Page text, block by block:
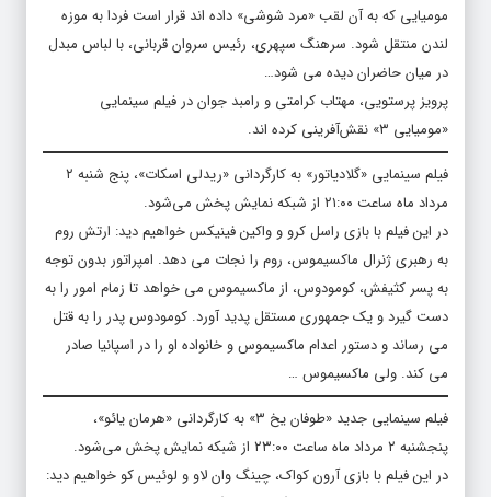
مومیایی که به آن لقب «مرد شوشی» داده اند قرار است فردا به موزه
لندن منتقل شود. سرهنگ سپهری، رئیس سروان قربانی، با لباس مبدل
در میان حاضران دیده می شود…
پرویز پرستویی، مهتاب کرامتی و رامبد جوان در فیلم سینمایی
«مومیایی ۳» نقش‌آفرینی کرده اند.
فیلم سینمایی «گلادیاتور» به کارگردانی «ریدلی اسکات»، پنج شنبه ۲
مرداد ماه ساعت ۲۱:۰۰ از شبکه نمایش پخش می‌شود.
در این فیلم با بازی راسل کرو و واکین فینیکس خواهیم دید: ارتش روم
به رهبری ژنرال ماکسیموس، روم را نجات می دهد. امپراتور بدون توجه
به پسر کثیفش، کومودوس، از ماکسیموس می خواهد تا زمام امور را به
دست گیرد و یک جمهوری مستقل پدید آورد. کومودوس پدر را به قتل
می رساند و دستور اعدام ماکسیموس و خانواده او را در اسپانیا صادر
می کند. ولی ماکسیموس …
فیلم سینمایی جدید «طوفان یخ ۳» به کارگردانی «هرمان یائو»،
پنجشنبه ۲ مرداد ماه ساعت ۲۳:۰۰ از شبکه نمایش پخش می‌شود.
در این فیلم با بازی آرون کواک، چینگ وان لاو و لوئیس کو خواهیم دید: